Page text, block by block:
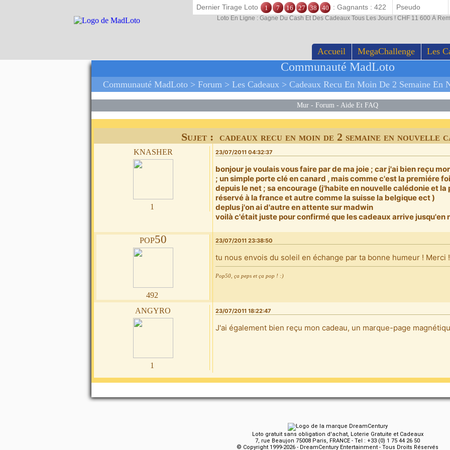
Accueil MegaChallenge Les
Dernier Tirage Loto 1 7 16 27 38 40 : Gagnants : 422
Loto En Ligne : Gagne Du Cash Et Des Cadeaux Tous Les Jours ! CHF 11 600 À
Communauté MadLoto
Communauté MadLoto > Forum > Les Cadeaux > Cadeaux Recu En Moin De 2 Semaine En
Mur - Forum - Aide Et FAQ
Sujet : cadeaux recu en moin de 2 semaine en nouvelle
knasher
1
23/07/2011 04:32:37
bonjour je voulais vous faire par de ma joie ; car j'ai bien reçu
; un simple porte clé en canard , mais comme c'est la premiére
depuis le net ; sa encourage (j'habite en nouvelle calédonie et
réservé à la france et autre comme la suisse la belgique ect )
deplus j'on ai d'autre en attente sur madwin
voilà c'était juste pour confirmé que les cadeaux arrive jusqu'en
pop50
492
23/07/2011 23:38:50
tu nous envois du soleil en échange par ta bonne humeur ! Merci !
Pop50, ça peps et ça pop ! :)
angyro
1
23/07/2011 18:22:47
J'ai également bien reçu mon cadeau, un marque-page
Loto gratuit sans obligation d'achat, Loterie Gratuite et Cadeaux
7, rue Beaujon 75008 Paris, FRANCE - Tel : +33 (0) 1 75 44 26 50
© Copyright 1999-2026 - DreamCentury Entertainment - Tous Droits Réservés